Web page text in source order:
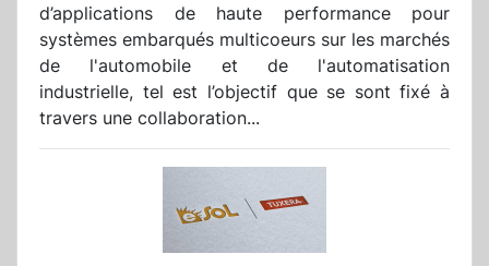
d’applications de haute performance pour
systèmes embarqués multicoeurs sur les marchés
de l'automobile et de l'automatisation
industrielle, tel est l’objectif que se sont fixé à
travers une collaboration...